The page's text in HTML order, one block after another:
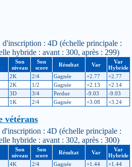
: 4D (échelle principale :
hybride : avant : 300, après : 299)
Son
niveau
Son
score
Résultat Var
Var
Hybride
2K 2/4 Gagnée +2.77
+2.77
2K 1/2 Gagnée +2.13
+2.14
3D 3/4 Perdue -9.03
-9.03
1K 2/4 Gagnée +3.08 +3.24
vétérans
: 4D (échelle principale :
hybride : avant : 302, après : 300)
Son
niveau
Son
score
Résultat Var
Var
Hybride
4K 2/4 Gagnée +1.44 +1.44